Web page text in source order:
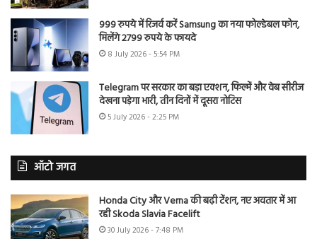
999 रुपये में रिजर्व करें Samsung का नया फोल्डेबल फोन,
मिलेंगे 2799 रुपये के फायदे
8 July 2026 - 5:54 PM
Telegram पर सरकार का बड़ा एक्शन, फिल्में और वेब सीरीज
देखना पड़ेगा भारी, तीन दिनों में दूसरा नोटिस
5 July 2026 - 2:25 PM
ऑटो जगत
Honda City और Verna की बढ़ी टेंशन, नए अवतार में आ
रही Skoda Slavia Facelift
30 July 2026 - 7:48 PM